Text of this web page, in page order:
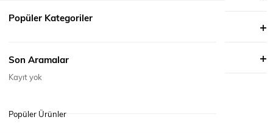
ÖDEME SEÇENEKLERI
ÜRÜN ÖNERILERI
Popüler Kategoriler
Son Aramalar
Kayıt yok
Popüler Ürünler